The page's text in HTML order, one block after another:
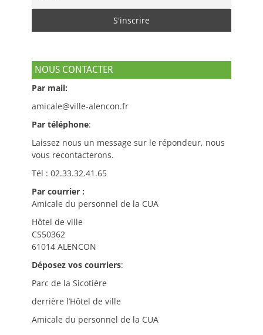
NOUS CONTACTER
Par mail:
amicale@ville-alencon.fr
Par téléphone:
Laissez nous un message sur le répondeur, nous
vous recontacterons.
Tél : 02.33.32.41.65
Par courrier :
Amicale du personnel de la CUA
Hôtel de ville
CS50362
61014 ALENCON
Déposez vos courriers:
Parc de la Sicotière
derrière l’Hôtel de ville
Amicale du personnel de la CUA